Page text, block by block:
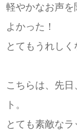
軽やかなお声を
よかった！
とてもうれしく
こちらは、先
ト。
とても素敵な